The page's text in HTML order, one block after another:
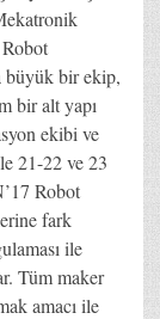
büyük bir ekip,
bir alt yapı
ekibi ve
21-22 ve 23
Robot
fark
ile
Tüm maker
amacı ile